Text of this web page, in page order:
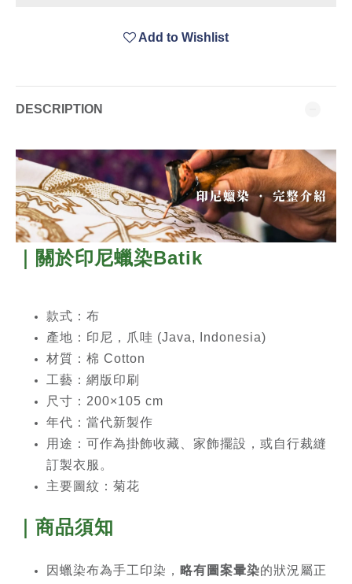
Add to Wishlist
DESCRIPTION
｜關於印尼蠟染Batik
款式：布
產地 ：印尼，爪哇 (Java, Indonesia)
材質：棉 Cotton
工藝：網版印刷
尺寸：200×105 cm
年代：當代新製作
用途：可作為掛飾收藏、家飾擺設，或自行裁縫
訂製衣服。
主要圖紋：菊花
｜商品須知
因蠟染布為手工印染， 略有圖案暈染的狀況屬正